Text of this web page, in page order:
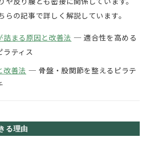
らの記事で詳しく解説しています。
詰まる原因と改善法 ─ 適合性を高める
ラティス
改善法 ─ 骨盤・股関節を整えるピラテ
る理由